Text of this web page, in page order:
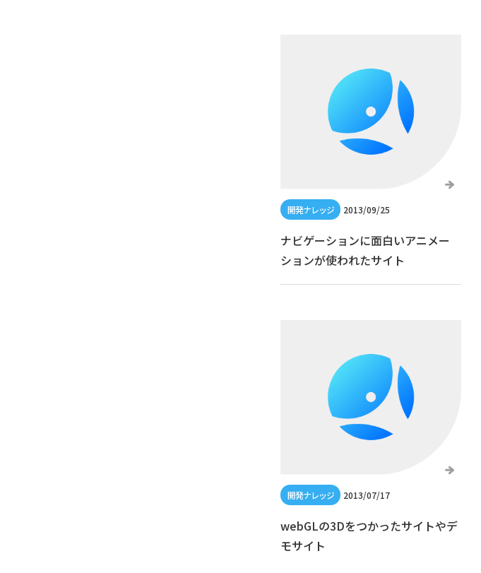
2013/09/25
ナビゲーションに面白いアニメー
ションが使われたサイト
2013/07/17
webGLの3Dをつかったサイトやデ
モサイト